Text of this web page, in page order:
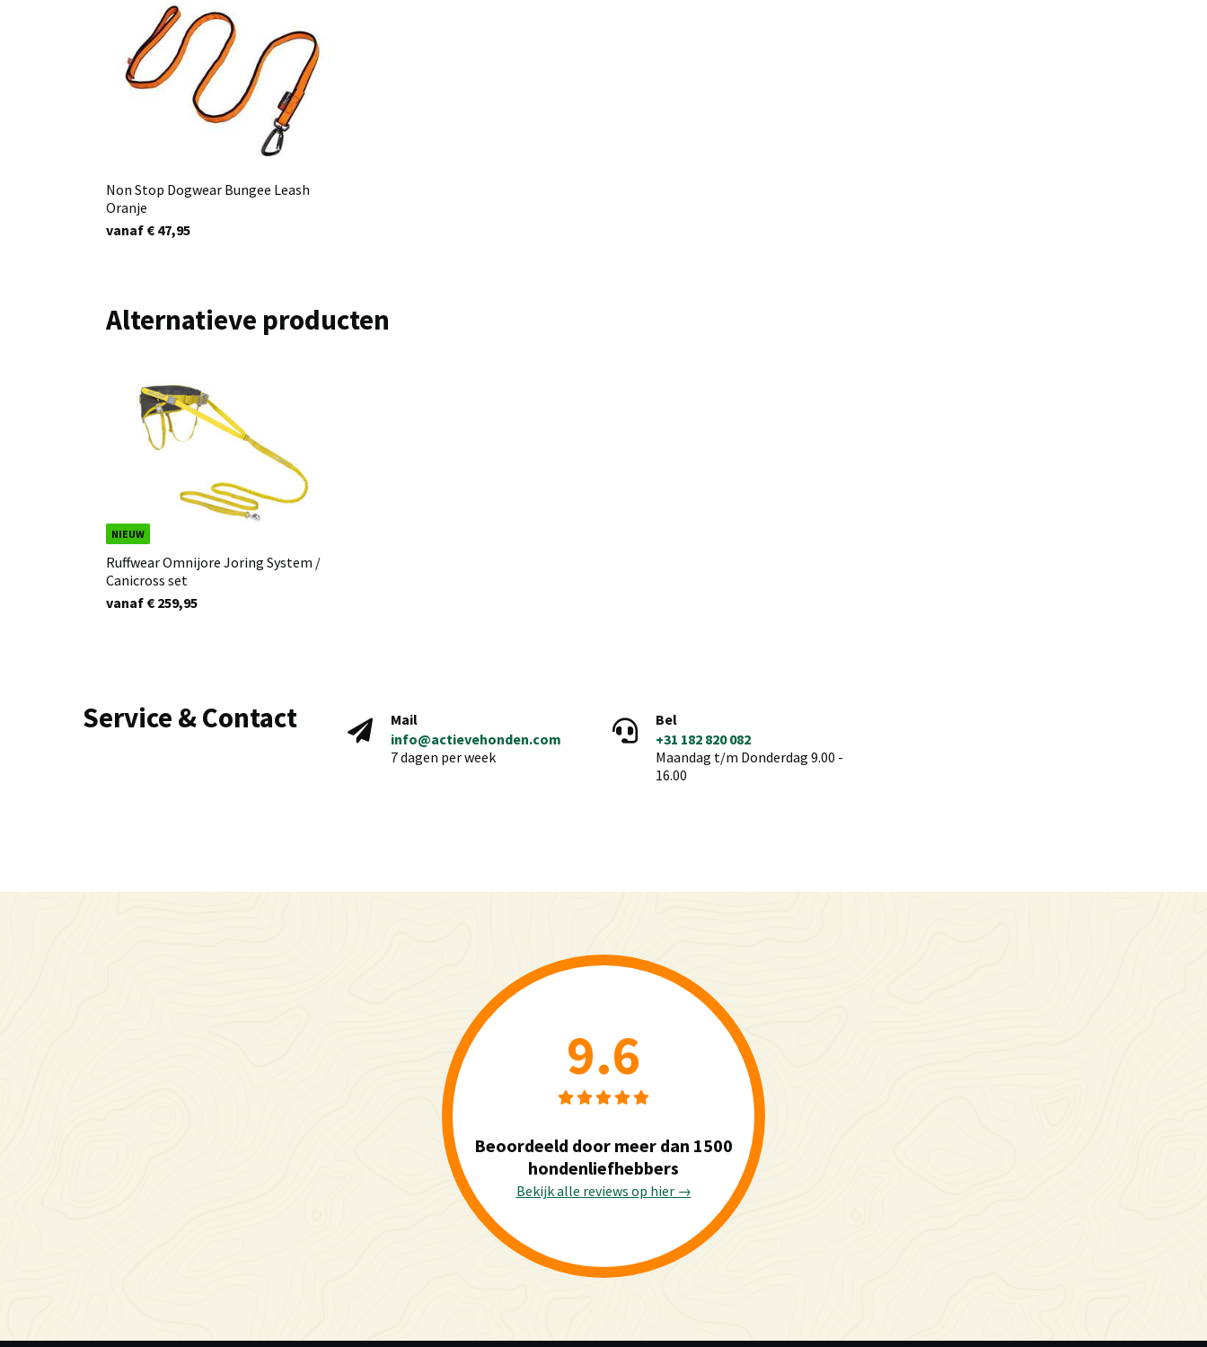
Non Stop Dogwear Bungee Leash
Oranje
vanaf € 47,95
Alternatieve producten
NIEUW
Ruffwear Omnijore Joring System /
Canicross set
vanaf € 259,95
Service & Contact
Mail
info@actievehonden.com
7 dagen per week
Bel
+31 182 820 082
Maandag t/m Donderdag 9.00 -
16.00
9.6
Beoordeeld door meer dan 1500
hondenliefhebbers
Bekijk alle reviews op hier →